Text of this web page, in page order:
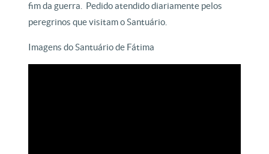
fim da guerra. Pedido atendido diariamente pelos
peregrinos que visitam o Santuário.
Imagens do Santuário de Fátima